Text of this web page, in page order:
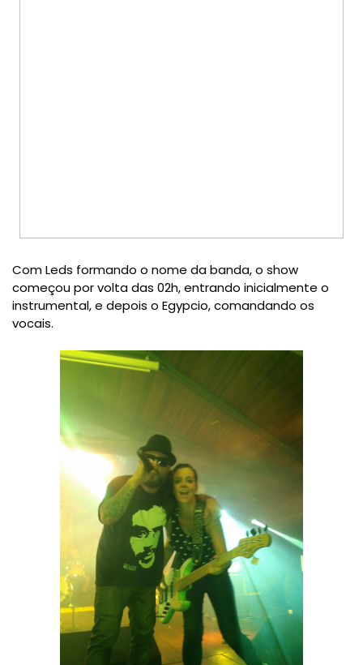
Com Leds formando o nome da banda, o show
começou por volta das 02h, entrando inicialmente o
instrumental, e depois o Egypcio, comandando os
vocais.